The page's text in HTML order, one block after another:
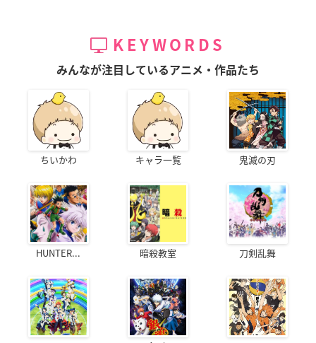
KEYWORDS
みんなが注目しているアニメ・作品たち
ちいかわ キャラ一覧 鬼滅の刃
HUNTER... 暗殺教室 刀剣乱舞